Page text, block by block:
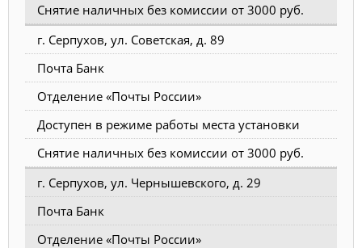
Снятие наличных без комиссии от 3000 руб.
г. Серпухов, ул. Советская, д. 89
Почта Банк
Отделение «Почты России»
Доступен в режиме работы места установки
Снятие наличных без комиссии от 3000 руб.
г. Серпухов, ул. Чернышевского, д. 29
Почта Банк
Отделение «Почты России»